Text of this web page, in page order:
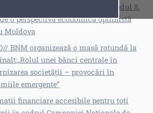
Cursor
Podcast „Dă sens banilor”, episodul 8.
o perspectivă economică optimistă
Moldova
BNM organizează o masă rotundă la
unei bănci centrale în
societății – provocări în
emergente”
financiare accesibile pentru toți